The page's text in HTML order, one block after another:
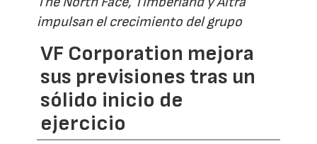
impulsan el crecimiento del grupo
VF Corporation mejora
sus previsiones tras un
sólido inicio de
ejercicio